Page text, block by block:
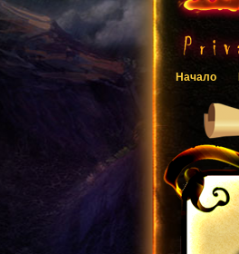
Начало